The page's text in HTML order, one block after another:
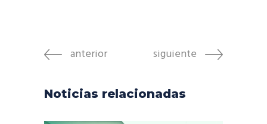
anterior siguiente
Noticias relacionadas